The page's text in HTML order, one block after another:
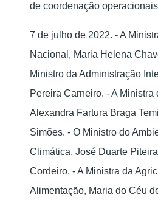
de coordenação
7 de julho de 2022. - A
Nacional, Maria Helena
Ministro da Administração
Pereira Carneiro. - A Ministra
Alexandra Fartura Braga
Simões. - O Ministro do
Climática, José Duarte
Cordeiro. - A Ministra da
Alimentação, Maria do Céu